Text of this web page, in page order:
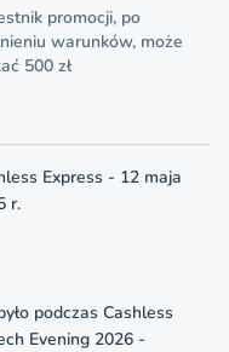
promocji, po
warunków, może
500 zł
Express - 12 maja
r.
podczas Cashless
Evening 2026 -